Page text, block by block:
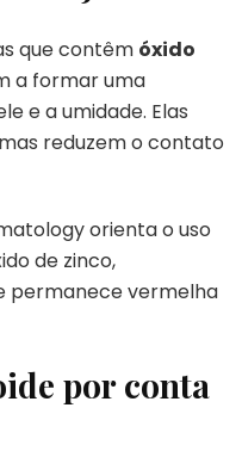
que contêm óxido
a formar uma
e a umidade. Elas
reduzem o contato
orienta o uso
de zinco,
permanece vermelha
por conta